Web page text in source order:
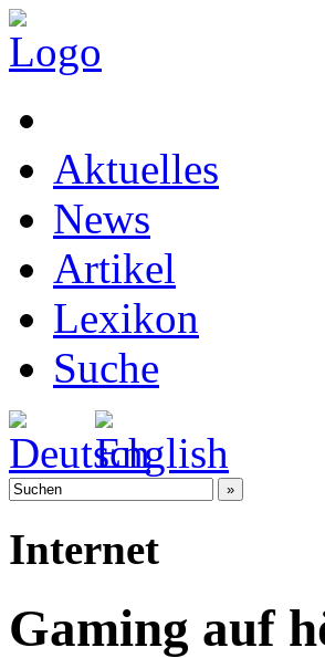
Aktuelles
News
Artikel
Lexikon
Suche
Internet
Gaming auf